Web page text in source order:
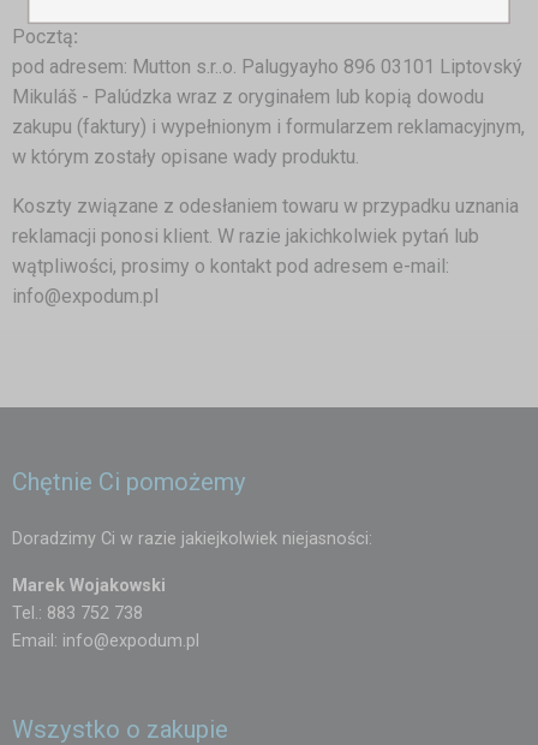
Pocztą:
pod adresem: Mutton s.r..o. Palugyayho 896 03101 Liptovský
Mikuláš - Palúdzka wraz z oryginałem lub kopią dowodu
zakupu (faktury) i wypełnionym i formularzem reklamacyjnym,
w którym zostały opisane wady produktu.
Koszty związane z odesłaniem towaru w przypadku uznania
reklamacji ponosi klient. W razie jakichkolwiek pytań lub
wątpliwości, prosimy o kontakt pod adresem e-mail:
info@expodum.pl
Chętnie Ci pomożemy
Doradzimy Ci w razie jakiejkolwiek niejasności:
Marek Wojakowski
Tel.: 883 752 738
Email: info@expodum.pl
Wszystko o zakupie